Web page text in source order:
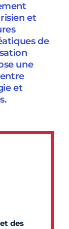
et
de
une
et
des